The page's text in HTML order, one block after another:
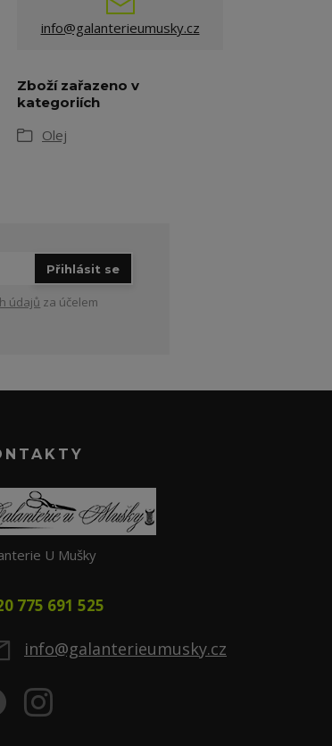
info@galanterieumusky.cz
Zboží zařazeno v
kategoriích
Olej
Přihlásit se
údajů za účelem
U Mušky
775 691 525
info@galanterieumusky.cz